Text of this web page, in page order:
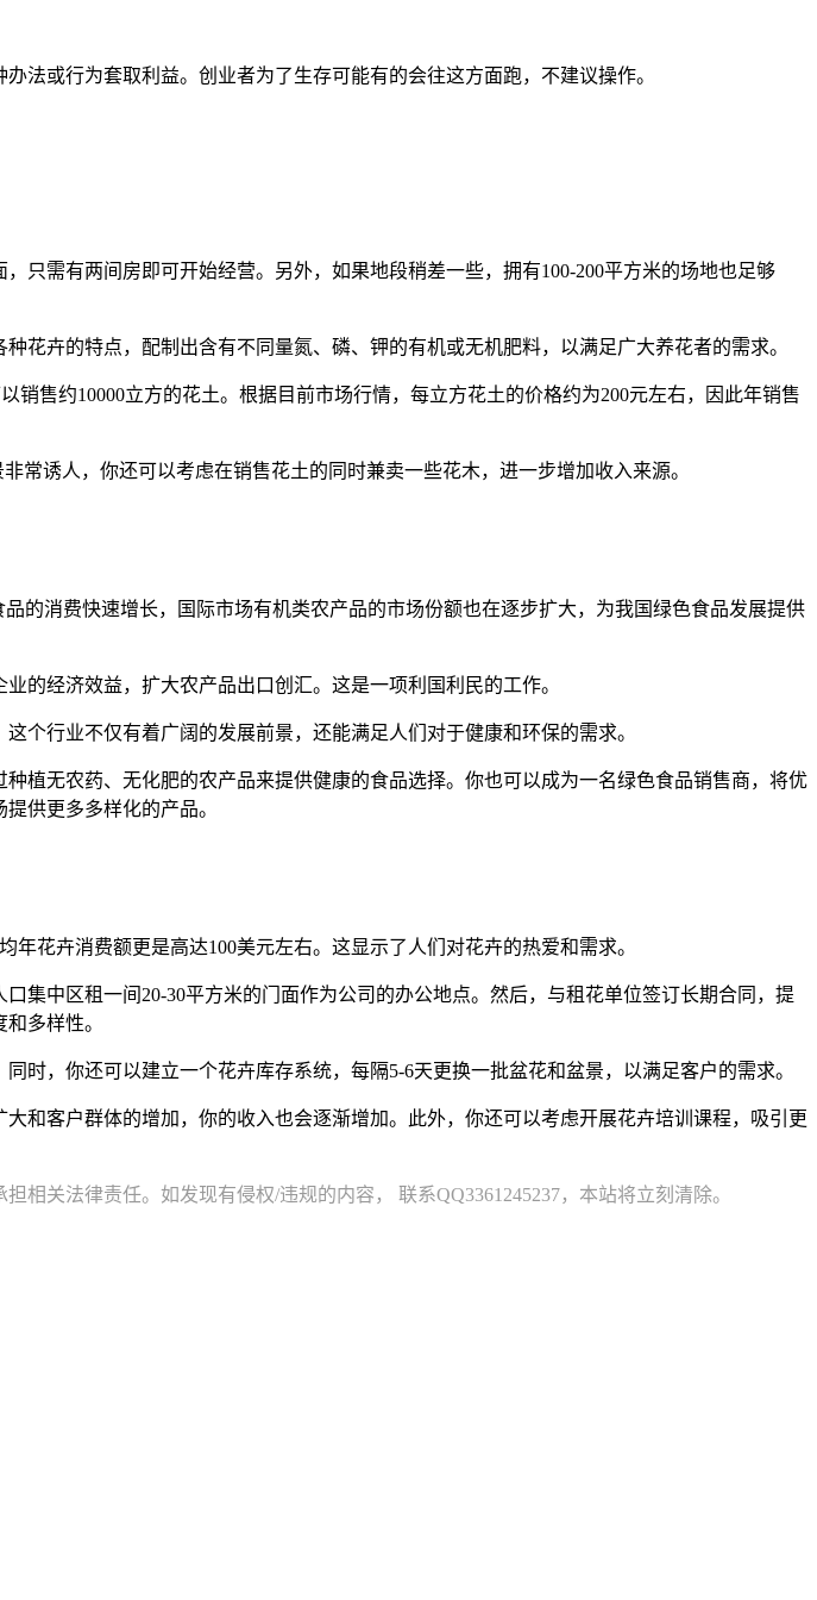
法或行为套取利益。创业者为了生存可能有的会往这方面跑，不建议操作。
只需有两间房即可开始经营。另外，如果地段稍差一些，拥有100-200平方米的场地也足够
花卉的特点，配制出含有不同量氮、磷、钾的有机或无机肥料，以满足广大养花者的需求。
售约10000立方的花土。根据目前市场行情，每立方花土的价格约为200元左右，因此年销售
常诱人，你还可以考虑在销售花土的同时兼卖一些花木，进一步增加收入来源。
的消费快速增长，国际市场有机类农产品的市场份额也在逐步扩大，为我国绿色食品发展提供
的经济效益，扩大农产品出口创汇。这是一项利国利民的工作。
个行业不仅有着广阔的发展前景，还能满足人们对于健康和环保的需求。
植无农药、无化肥的农产品来提供健康的食品选择。你也可以成为一名绿色食品销售商，将优
供更多多样化的产品。
花卉消费额更是高达100美元左右。这显示了人们对花卉的热爱和需求。
集中区租一间20-30平方米的门面作为公司的办公地点。然后，与租花单位签订长期合同，提
多样性。
，你还可以建立一个花卉库存系统，每隔5-6天更换一批盆花和盆景，以满足客户的需求。
和客户群体的增加，你的收入也会逐渐增加。此外，你还可以考虑开展花卉培训课程，吸引更
关法律责任。如发现有侵权/违规的内容， 联系QQ3361245237，本站将立刻清除。